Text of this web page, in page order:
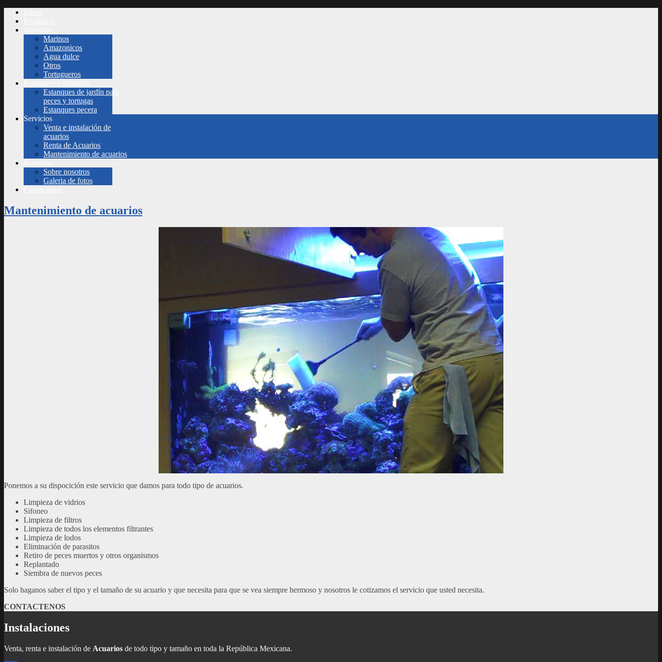
Marinos
Amazonicos
Agua dulce
Otros
Tortugueros
Estanques de jardín para
peces y tortugas
Estanques pecera
Servicios
Venta e instalación de
acuarios
Renta de Acuarios
Mantenimiento de acuarios
Sobre nosotros
Galeria de fotos
Mantenimiento de acuarios
Ponemos a su dispocición este servicio que damos para todo tipo de acuarios.
Limpieza de vidrios
Sifoneo
Limpieza de filtros
Limpieza de todos los elementos filtrantes
Limpieza de lodos
Eliminación de parasitos
Retiro de peces muertos y otros organismos
Replantado
Siembra de nuevos peces
Solo haganos saber el tipo y el tamaño de su acuario y que necesita para que se vea siempre hermoso y nosotros le cotizamos el servicio que usted necesita.
CONTACTENOS
Instalaciones
Venta, renta e instalación de Acuarios de todo tipo y tamaño en toda la República Mexicana.